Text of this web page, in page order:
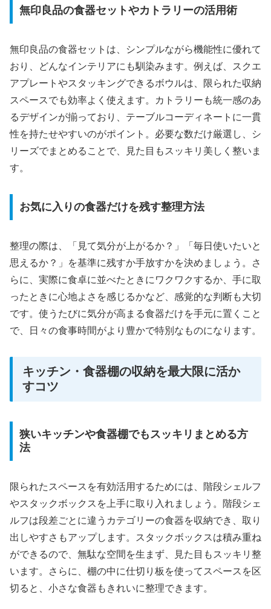
無印良品の食器セットやカトラリーの活用術
無印良品の食器セットは、シンプルながら機能性に優れて
おり、どんなインテリアにも馴染みます。例えば、スクエ
アプレートやスタッキングできるボウルは、限られた収納
スペースでも効率よく使えます。カトラリーも統一感のあ
るデザインが揃っており、テーブルコーディネートに一貫
性を持たせやすいのがポイント。必要な数だけ厳選し、シ
リーズでまとめることで、見た目もスッキリ美しく整いま
す。
お気に入りの食器だけを残す整理方法
整理の際は、「見て気分が上がるか？」「毎日使いたいと
思えるか？」を基準に残すか手放すかを決めましょう。さ
らに、実際に食卓に並べたときにワクワクするか、手に取
ったときに心地よさを感じるかなど、感覚的な判断も大切
です。使うたびに気分が高まる食器だけを手元に置くこと
で、日々の食事時間がより豊かで特別なものになります。
キッチン・食器棚の収納を最大限に活か
すコツ
狭いキッチンや食器棚でもスッキリまとめる方
法
限られたスペースを有効活用するためには、階段シェルフ
やスタックボックスを上手に取り入れましょう。階段シェ
ルフは段差ごとに違うカテゴリーの食器を収納でき、取り
出しやすさもアップします。スタックボックスは積み重ね
ができるので、無駄な空間を生まず、見た目もスッキリ整
います。さらに、棚の中に仕切り板を使ってスペースを区
切ると、小さな食器もきれいに整理できます。